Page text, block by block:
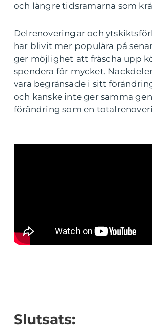
och längre tidsramarna som
Delrenoveringar och
har blivit mer populära på
ger möjlighet att fräscha upp
spendera för mycket.
vara begränsade i sitt
och kanske inte ger samma
förändring som en
Slutsats: